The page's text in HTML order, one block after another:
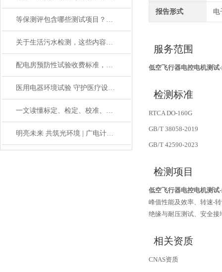
等保测评包含哪些测试项目？技术与管理双维度详解
关于生活污水检测，这些内容你一定要知道！
配电房预防性试验收费标准，高压柜/变压器/继电保护测试DL/T596
医用电器环境试验 守护医疗设备安全测试
一文读懂标定、检定、校准、校验的区别
明亮未来 共筑光环境 | 广电计量提供“教室照明提升工程”综合解决方案
报告形式 电
服务范围
低空飞行器电控电机测试
检测标准
RTCA DO-160G
GB/T 38058-2019
GB/T 42590-2023
检测项目
低空飞行器电控电机测试
峰值性能及效率、转速-
绝缘与耐压测试、安全
相关资质
CNAS资质